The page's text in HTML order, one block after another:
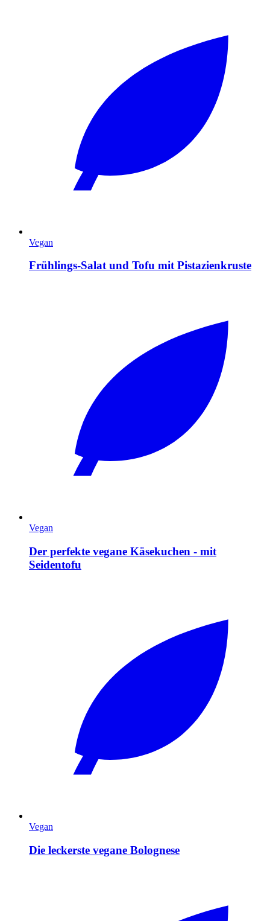
Vegan
Frühlings-Salat und Tofu mit Pistazienkruste
Vegan
Der perfekte vegane Käsekuchen - mit
Seidentofu
Vegan
Die leckerste vegane Bolognese